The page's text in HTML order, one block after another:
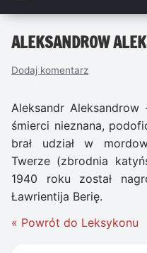
ALEKSANDROW
Dodaj komentarz
Aleksandr
śmierci nieznana,
brał udział w
Twerze (zbrodnia
1940 roku został
Ławrientija Berię.
« Powrót do Leksykonu